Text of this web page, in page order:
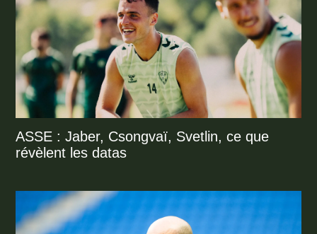
ASSE : Jaber, Csongvaï, Svetlin, ce que
révèlent les datas